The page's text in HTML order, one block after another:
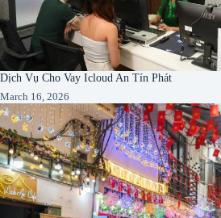
Dịch Vụ Cho Vay Icloud An Tín Phát
March 16, 2026